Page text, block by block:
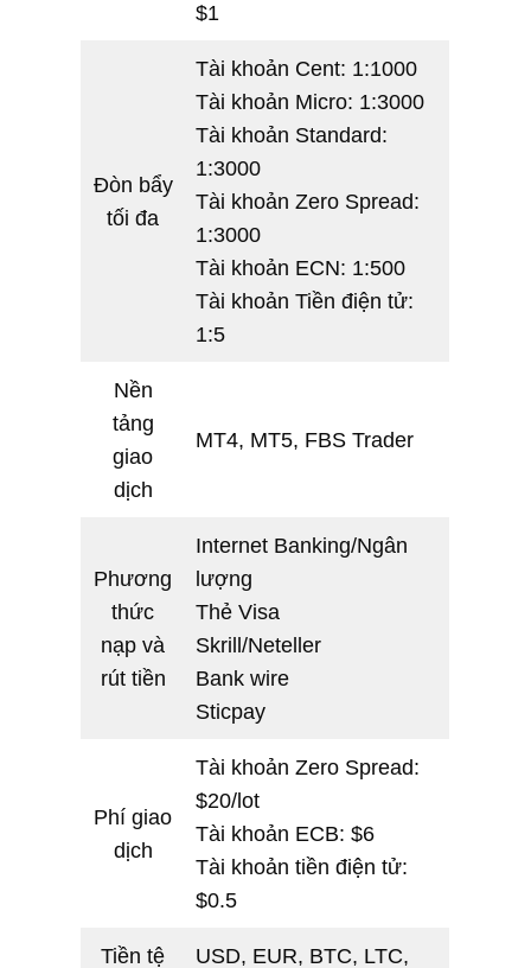
$1
Đòn bẩy
tối đa
Tài khoản Cent: 1:1000
Tài khoản Micro: 1:3000
Tài khoản Standard:
1:3000
Tài khoản Zero Spread:
1:3000
Tài khoản ECN: 1:500
Tài khoản Tiền điện tử:
1:5
Nền
tảng
giao
dịch
MT4, MT5, FBS Trader
Phương
thức
nạp và
rút tiền
Internet Banking/Ngân
lượng
Thẻ Visa
Skrill/Neteller
Bank wire
Sticpay
Phí giao
dịch
Tài khoản Zero Spread:
$20/lot
Tài khoản ECB: $6
Tài khoản tiền điện tử:
$0.5
Tiền tệ USD, EUR, BTC, LTC,